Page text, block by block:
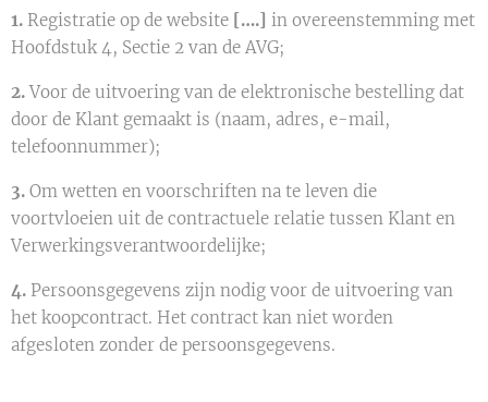
1. Registratie op de website [….] in overeenstemming met
Hoofdstuk 4, Sectie 2 van de AVG;
2.Voor de uitvoering van de elektronische bestelling dat
door de Klant gemaakt is (naam, adres, e-mail,
telefoonnummer);
3. Om wetten en voorschriften na te leven die
voortvloeien uit de contractuele relatie tussen Klant en
Verwerkingsverantwoordelijke;
4. Persoonsgegevens zijn nodig voor de uitvoering van
het koopcontract. Het contract kan niet worden
afgesloten zonder de persoonsgegevens.